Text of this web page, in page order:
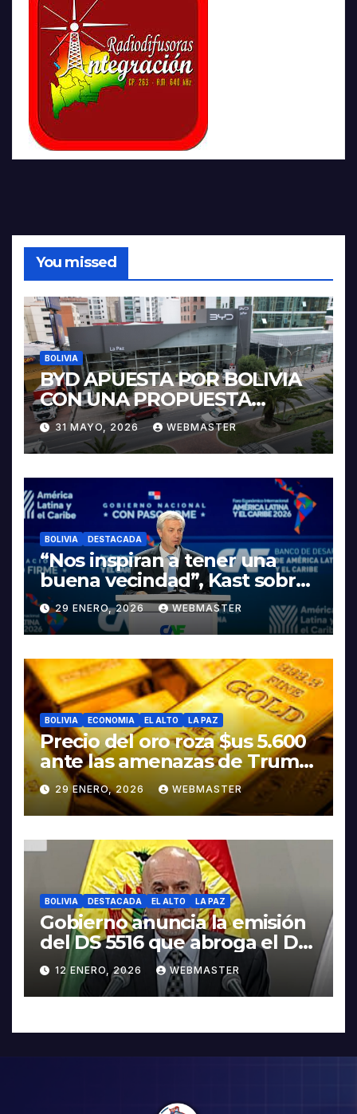
You missed
BOLIVIA
BYD APUESTA POR BOLIVIA
CON UNA PROPUESTA
INTEGRAL PARA IMPULSAR
LA ELECTROMOVILIDAD Y LA
INDUSTRIALIZACIÓN DEL
LITIO
31 MAYO, 2026 WEBMASTER
BOLIVIA DESTACADA
“Nos inspiran a tener una
buena vecindad”, Kast sobre
discurso del presidente
Rodrigo Paz
29 ENERO, 2026 WEBMASTER
BOLIVIA ECONOMIA EL ALTO LA PAZ
Precio del oro roza $us 5.600
ante las amenazas de Trump
contra Irán
29 ENERO, 2026 WEBMASTER
BOLIVIA DESTACADA EL ALTO LA PAZ
Gobierno anuncia la emisión
del DS 5516 que abroga el DS
5503
12 ENERO, 2026 WEBMASTER